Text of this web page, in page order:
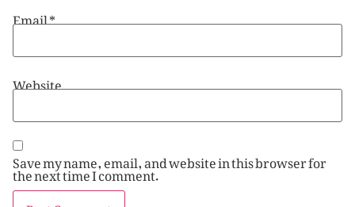
Email*
Website
Save my name, email, and website in this browser for
the next time I comment.